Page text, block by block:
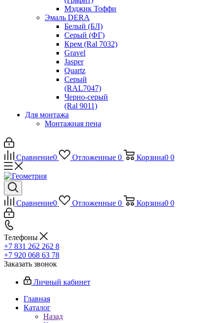
Мэджик Тоффи
Эмаль DERA
Белый (БЛ)
Серый (ФГ)
Крем (Ral 7032)
Gravel
Jasper
Quartz
Серый
(RAL7047)
Черно-серый
(Ral 9011)
Для монтажа
Монтажная пена
Сравнение0 Отложенные 0 Корзина0 0
Сравнение0 Отложенные 0 Корзина0 0
Телефоны
+7 831 262 262 8
+7 920 068 63 78
Заказать звонок
Личный кабинет
Главная
Каталог
Назад